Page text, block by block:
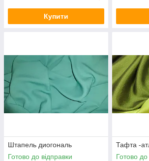
Купити
Штапель диогональ
Готово до відправки
Тафта -
Готово до